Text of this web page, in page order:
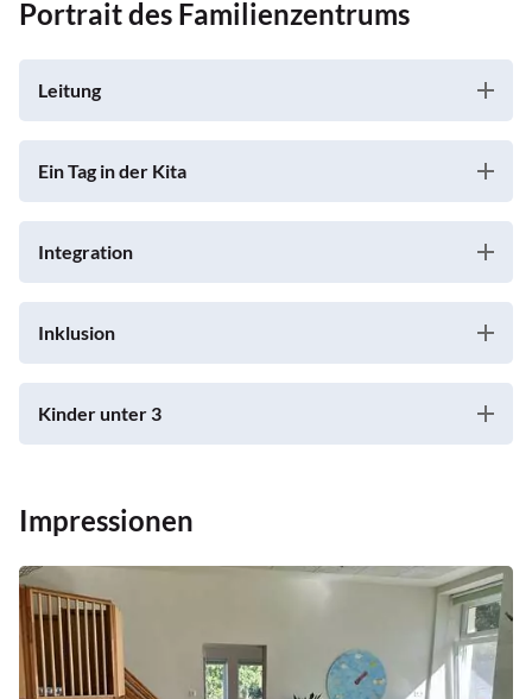
Portrait des Familienzentrums
Leitung
Ein Tag in der Kita
Integration
Inklusion
Kinder unter 3
Impressionen